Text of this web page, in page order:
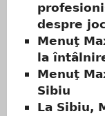
despre
Menuţ
la
Menuţ
Sibiu
La Sibiu,